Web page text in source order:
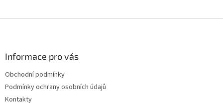
Informace pro vás
Obchodní podmínky
Podmínky ochrany osobních údajů
Kontakty